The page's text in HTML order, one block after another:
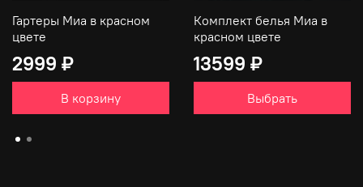
Гартеры Миа в красном
цвете
2999 ₽
В корзину
Комплект белья Миа в
красном цвете
13599 ₽
Выбрать